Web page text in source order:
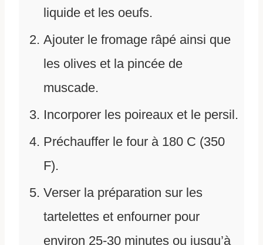
liquide et les oeufs.
Ajouter le fromage râpé ainsi que
les olives et la pincée de
muscade.
Incorporer les poireaux et le persil.
Préchauffer le four à 180 C (350
F).
Verser la préparation sur les
tartelettes et enfourner pour
environ 25-30 minutes ou jusqu’à